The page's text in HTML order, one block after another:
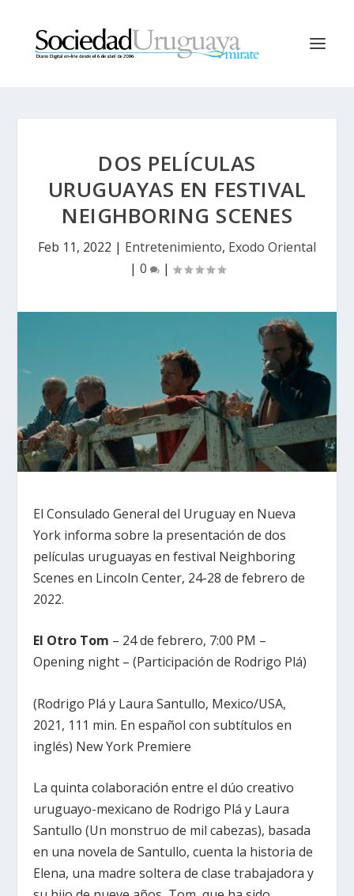
DOS PELÍCULAS
URUGUAYAS EN FESTIVAL
NEIGHBORING SCENES
Feb 11, 2022 | Entretenimiento, Exodo Oriental
| 0 |
El Consulado General del Uruguay en Nueva
York informa sobre la presentación de dos
películas uruguayas en festival Neighboring
Scenes en Lincoln Center, 24-28 de febrero de
2022.
El Otro Tom – 24 de febrero, 7:00 PM –
Opening night – (Participación de Rodrigo Plá)
(Rodrigo Plá y Laura Santullo, Mexico/USA,
2021, 111 min. En español con subtítulos en
inglés) New York Premiere
La quinta colaboración entre el dúo creativo
uruguayo-mexicano de Rodrigo Plá y Laura
Santullo (Un monstruo de mil cabezas), basada
en una novela de Santullo, cuenta la historia de
Elena, una madre soltera de clase trabajadora y